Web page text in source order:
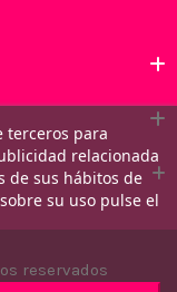
terceros para
relacionada
de sus hábitos de
su uso pulse el
reservados